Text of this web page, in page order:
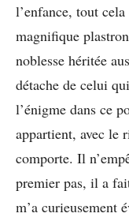
l’enfance, tout
magnifique
noblesse héritée
détache de celui
l’énigme dans ce
appartient, avec le
comporte. Il
premier pas, il a
m’a curieusement